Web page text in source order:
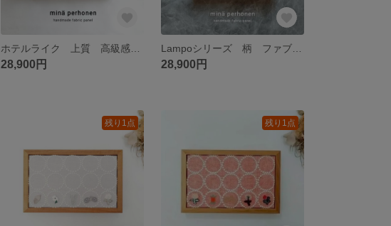
28,900円 28,900円
残り1点 残り1点